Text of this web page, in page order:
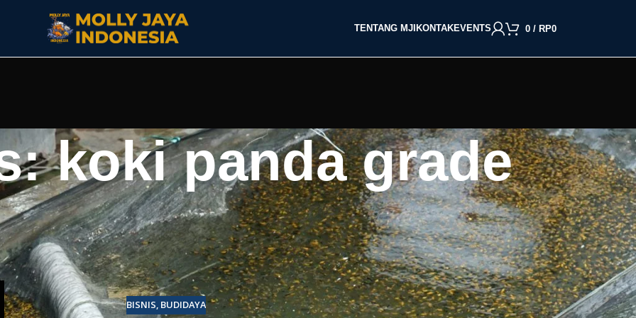
TENTANG MJI KONTAKEVENTS 0 / RP0
koki panda grade
BISNIS, BUDIDAYA
BACA BERDASARKAN JENIS IKAN